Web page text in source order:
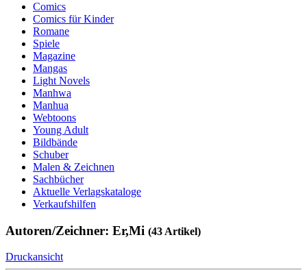
Comics
Comics für Kinder
Romane
Spiele
Magazine
Mangas
Light Novels
Manhwa
Manhua
Webtoons
Young Adult
Bildbände
Schuber
Malen & Zeichnen
Sachbücher
Aktuelle Verlagskataloge
Verkaufshilfen
Autoren/Zeichner: Er,Mi (43 Artikel)
Druckansicht